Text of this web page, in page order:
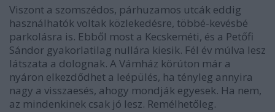
Viszont a szomszédos, párhuzamos utcák eddig
használhatók voltak közlekedésre, többé-kevésbé
parkolásra is. Ebből most a Kecskeméti, és a Petőfi
Sándor gyakorlatilag nullára kiesik. Fél év múlva lesz
látszata a dolognak. A Vámház körúton már a
nyáron elkezdődhet a leépülés, ha tényleg annyira
nagy a visszaesés, ahogy mondják egyesek. Ha nem,
az mindenkinek csak jó lesz. Remélhetőleg.